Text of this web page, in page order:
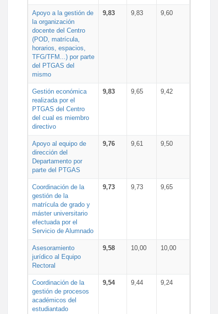
Apoyo a la gestión de
la organización
docente del Centro
(POD, matrícula,
horarios, espacios,
TFG/TFM...) por parte
del PTGAS del
mismo
9,83 9,83 9,60
Gestión económica
realizada por el
PTGAS del Centro
del cual es miembro
directivo
9,83 9,65 9,42
Apoyo al equipo de
dirección del
Departamento por
parte del PTGAS
9,76 9,61 9,50
Coordinación de la
gestión de la
matrícula de grado y
máster universitario
efectuada por el
Servicio de Alumnado
9,73 9,73 9,65
Asesoramiento
jurídico al Equipo
Rectoral
9,58 10,00 10,00
Coordinación de la
gestión de procesos
académicos del
estudiantado
9,54 9,44 9,24